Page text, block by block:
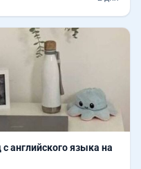
английского языка на